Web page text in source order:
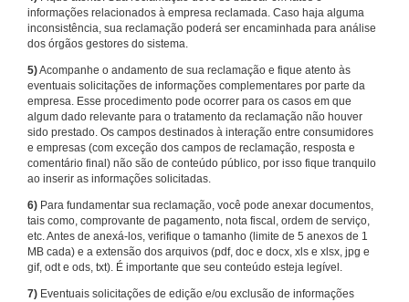
informações relacionados à empresa reclamada. Caso haja alguma
inconsistência, sua reclamação poderá ser encaminhada para análise
dos órgãos gestores do sistema.
5)Acompanhe o andamento de sua reclamação e fique atento às
eventuais solicitações de informações complementares por parte da
empresa. Esse procedimento pode ocorrer para os casos em que
algum dado relevante para o tratamento da reclamação não houver
sido prestado. Os campos destinados à interação entre consumidores
e empresas (com exceção dos campos de reclamação, resposta e
comentário final) não são de conteúdo público, por isso fique tranquilo
ao inserir as informações solicitadas.
6) Para fundamentar sua reclamação, você pode anexar documentos,
tais como, comprovante de pagamento, nota fiscal, ordem de serviço,
etc. Antes de anexá-los, verifique o tamanho (limite de 5 anexos de 1
MB cada) e a extensão dos arquivos (pdf, doc e docx, xls e xlsx, jpg e
gif, odt e ods, txt). É importante que seu conteúdo esteja legível.
7) Eventuais solicitações de edição e/ou exclusão de informações